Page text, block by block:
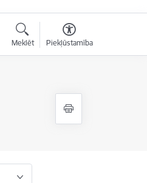
Meklēt Piekļūstamība